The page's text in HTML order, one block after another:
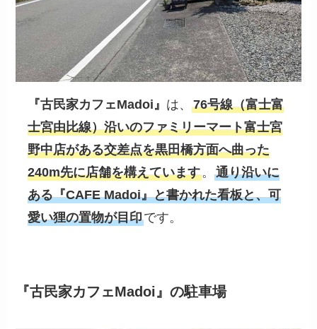
『古民家カフェMadoi』 は、 76号線（富士富
士宮由比線）沿いのファミリーマート富士宮
野中店がある交差点を黒田橋方面へ曲った
240m先に店舗を構えています。 通り沿いに
ある『CAFE Madoi』と書かれた看板と、可
愛い狸の置物が目印です。
『古民家カフェMadoi』の駐車場